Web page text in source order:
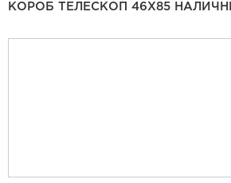
КОРОБ ТЕЛЕСКОП 46Х85